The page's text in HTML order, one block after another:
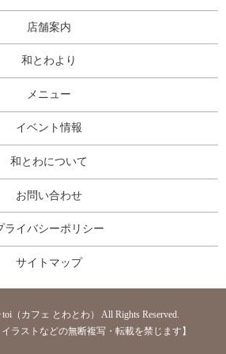
店舗案内
和とわより
メニュー
イベント情報
和とわについて
お問い合わせ
ライバシーポリシー
サイトマップ
（カフェ とわとわ） All Rights Reserved.
ラストなどの無断複写・転載を禁じます】